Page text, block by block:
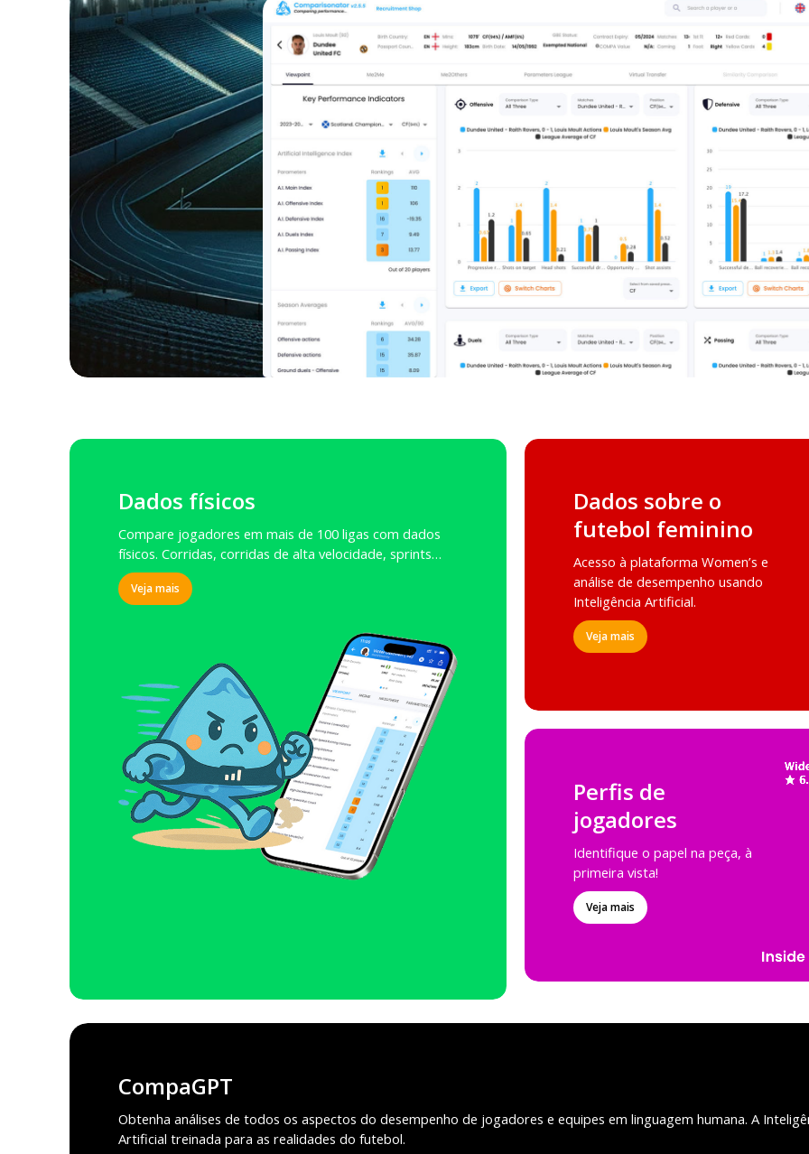
Dados físicos
Compare jogadores em mais de 100 ligas com dados
físicos. Corridas, corridas de alta velocidade, sprints…
Veja mais
Dados sobre o
futebol feminino
Acesso à plataforma Women’s e
análise de desempenho usando
Inteligência Artificial.
Veja mais
Perfis de
jogadores
Identifique o papel na peça, à
primeira vista!
Veja mais
CompaGPT
Obtenha análises de todos os aspectos do desempenho de jogadores e equipes em linguagem humana. A
Artificial treinada para as realidades do futebol.